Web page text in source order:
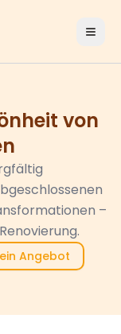
von
–
Angebot